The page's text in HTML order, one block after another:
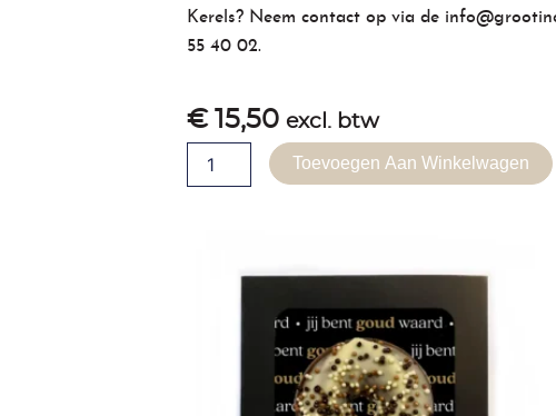
Kerels? Neem contact op via de
55 40 02.
€15,50 excl. btw
Toevoegen Aan Winkelwagen